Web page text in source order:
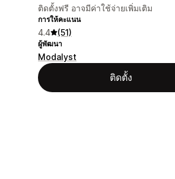
ติดตั้งฟรี อาจมีค่าใช้จ่ายเพิ่มเติม
การให้คะแนน
4.4 (51)
ผู้พัฒนา
Modalyst
ติดตั้ง